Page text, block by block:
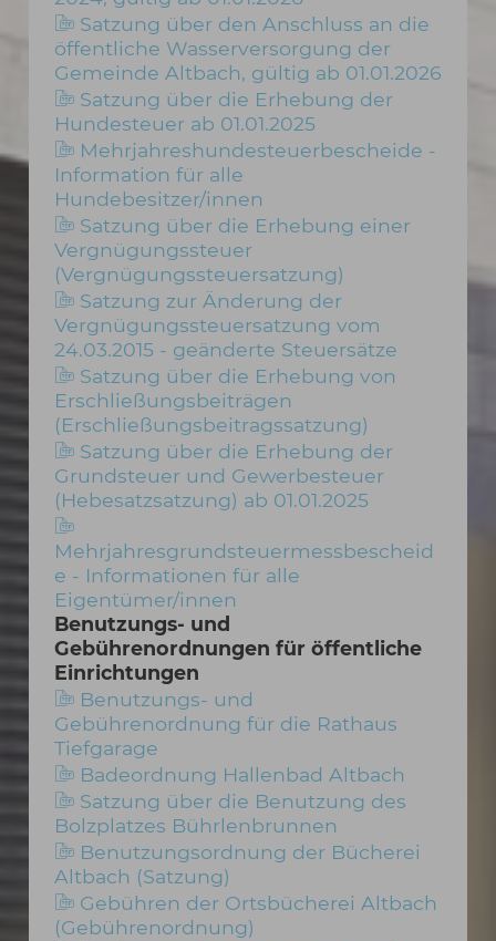
Satzung über den Anschluss an die
öffentliche Wasserversorgung der
Gemeinde Altbach, gültig ab 01.01.2026
Satzung über die Erhebung der
Hundesteuer ab 01.01.2025
Mehrjahreshundesteuerbescheide -
Information für alle
Hundebesitzer/innen
Satzung über die Erhebung einer
Vergnügungssteuer
(Vergnügungssteuersatzung)
Satzung zur Änderung der
Vergnügungssteuersatzung vom
24.03.2015 - geänderte Steuersätze
Satzung über die Erhebung von
Erschließungsbeiträgen
(Erschließungsbeitragssatzung)
Satzung über die Erhebung der
Grundsteuer und Gewerbesteuer
(Hebesatzsatzung) ab 01.01.2025
Mehrjahresgrundsteuermessbescheid
e - Informationen für alle
Eigentümer/innen
Benutzungs- und
Gebührenordnungen für öffentliche
Einrichtungen
Benutzungs- und
Gebührenordnung für die Rathaus
Tiefgarage
Badeordnung Hallenbad Altbach
Satzung über die Benutzung des
Bolzplatzes Bührlenbrunnen
Benutzungsordnung der Bücherei
Altbach (Satzung)
Gebühren der Ortsbücherei Altbach
(Gebührenordnung)